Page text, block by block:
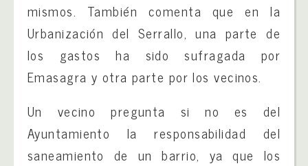
mismos. También comenta que en la
Urbanización del Serrallo, una parte de
los gastos ha sido sufragada por
Emasagra y otra parte por los vecinos.
Un vecino pregunta si no es del
Ayuntamiento la responsabilidad del
saneamiento de un barrio, ya que los